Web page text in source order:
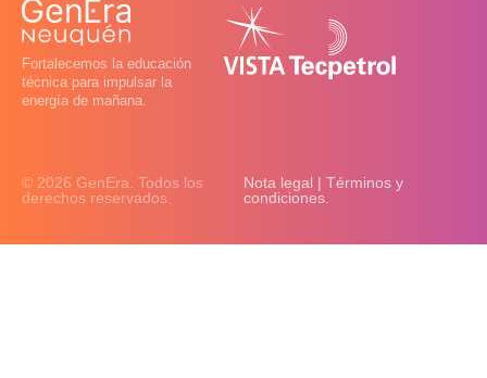
Fortalecemos la educación
técnica para impulsar la
energía de mañana.
© 2026 GenEra. Todos los
derechos reservados.
Nota legal | Términos y
condiciones.